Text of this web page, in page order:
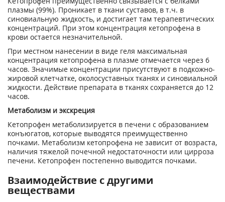
плазмы (99%). Проникает в ткани суставов, в т.ч. в
синовиальную жидкость, и достигает там терапевтических
концентраций. При этом концентрация кетопрофена в
крови остается незначительной.
При местном нанесении в виде геля максимальная
концентрация кетопрофена в плазме отмечается через 6
часов. Значимые концентрации присутствуют в подкожно-
жировой клетчатке, околосуставных тканях и синовиальной
жидкости. Действие препарата в тканях сохраняется до 12
часов.
Метаболизм и экскреция
Кетопрофен метаболизируется в печени с образованием
конъюгатов, которые выводятся преимущественно
почками. Метаболизм кетопрофена не зависит от возраста,
наличия тяжелой почечной недостаточности или цирроза
печени. Кетопрофен постепенно выводится почками.
Взаимодействие с другими
веществами